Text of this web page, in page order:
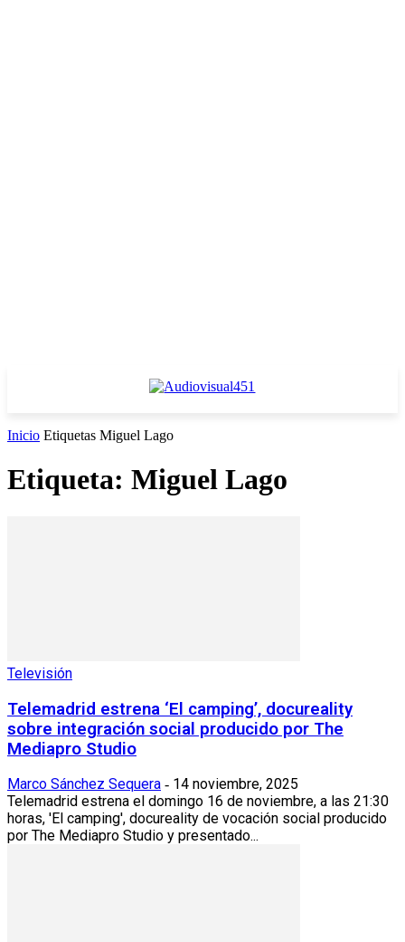
Inicio Etiquetas Miguel Lago
Etiqueta: Miguel Lago
Televisión
Telemadrid estrena ‘El camping’, docureality
sobre integración social producido por The
Mediapro Studio
Marco Sánchez Sequera - 14 noviembre, 2025
Telemadrid estrena el domingo 16 de noviembre, a las 21:30
horas, 'El camping', docureality de vocación social producido
por The Mediapro Studio y presentado...